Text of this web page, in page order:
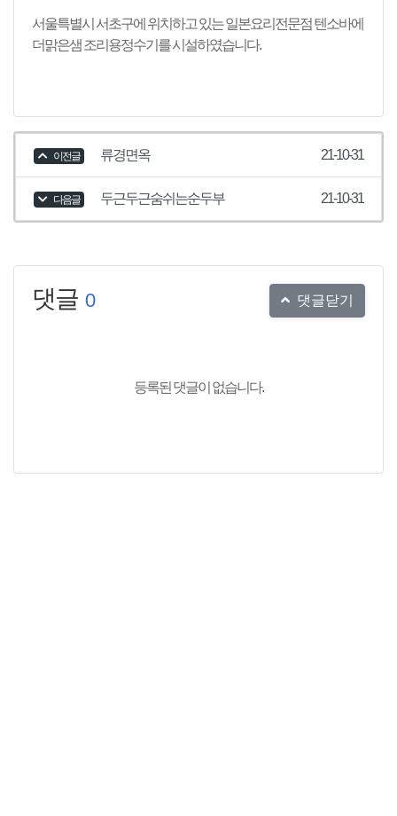
서울특별시 서초구에 위치하고 있는 일본요리전문점 텐소바에
더맑은샘 조리용정수기를 시설하였습니다.
이전글 류경면옥 21-10-31
다음글 두근두근숨쉬는순두부 21-10-31
댓글 0 댓글닫기
등록된 댓글이 없습니다.